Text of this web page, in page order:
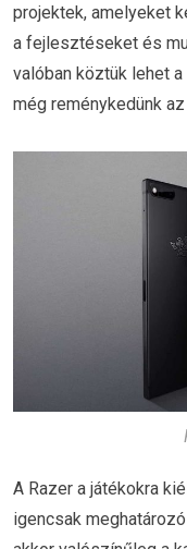
projektek, amelyeket
a fejlesztéseket és
valóban köztük lehet
még reménykedünk
A Razer a játékokra
igencsak